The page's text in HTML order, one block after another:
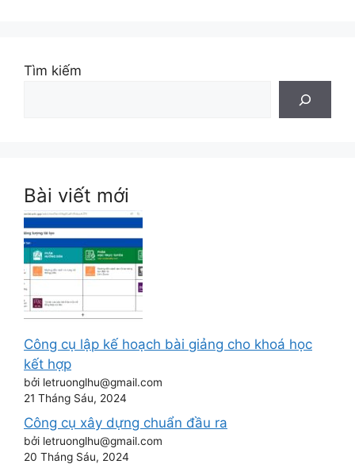
Tìm kiếm
Bài viết mới
Công cụ lập kế hoạch bài giảng cho khoá học
kết hợp
bởi letruonglhu@gmail.com
21 Tháng Sáu, 2024
Công cụ xây dựng chuẩn đầu ra
bởi letruonglhu@gmail.com
20 Tháng Sáu, 2024